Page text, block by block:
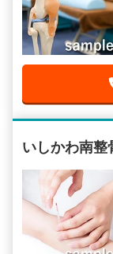
いしかわ南整